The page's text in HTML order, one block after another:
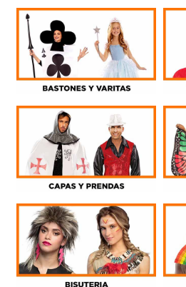
VESTUARIO PAYESES
REVELACION
HALLOWEEN
OUTLET
HORARIO DE TIENDA
GUÍA DE TALLAS